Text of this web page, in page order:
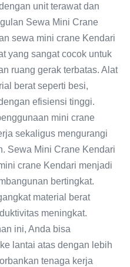
unit terawat dan
Sewa Mini Crane
sewa mini crane Kendari
yang sangat cocok untuk
ruang gerak terbatas. Alat
berat seperti besi,
efisiensi tinggi.
mini crane
sekaligus mengurangi
Sewa Mini Crane Kendari
crane Kendari menjadi
bertingkat.
material berat
meningkat.
ini, Anda bisa
lantai atas dengan lebih
tenaga kerja